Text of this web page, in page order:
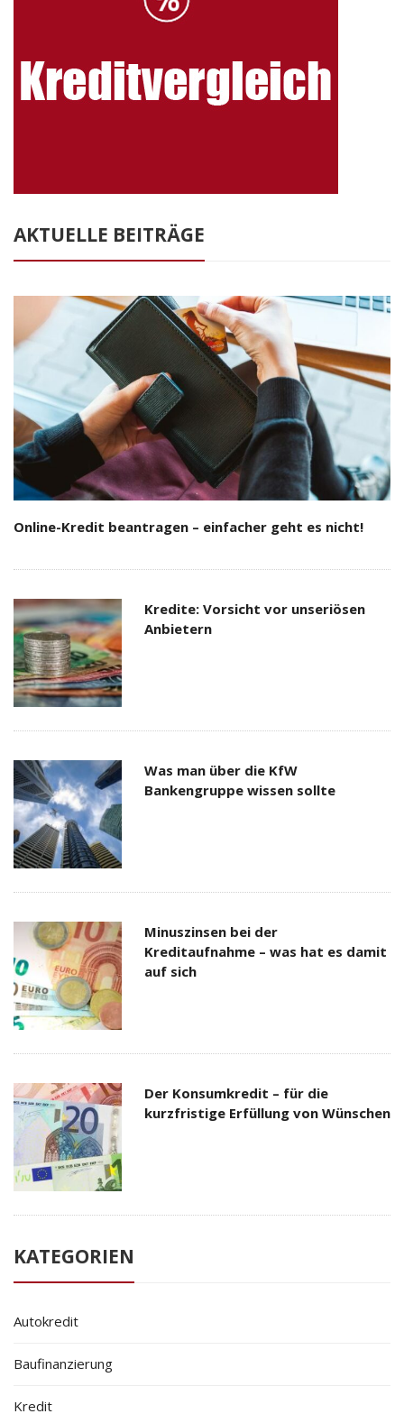
AKTUELLE BEITRÄGE
Online-Kredit beantragen – einfacher geht es nicht!
Kredite: Vorsicht vor unseriösen
Anbietern
Was man über die KfW
Bankengruppe wissen sollte
Minuszinsen bei der
Kreditaufnahme – was hat es damit
auf sich
Der Konsumkredit – für die
kurzfristige Erfüllung von Wünschen
KATEGORIEN
Autokredit
Baufinanzierung
Kredit